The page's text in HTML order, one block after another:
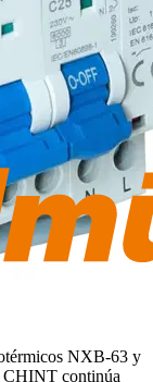
NXB-63 y
CHINT continúa